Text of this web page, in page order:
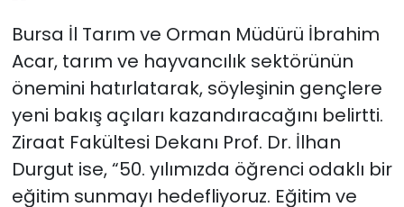
Bursa İl Tarım ve Orman Müdürü İbrahim
Acar, tarım ve hayvancılık sektörünün
önemini hatırlatarak, söyleşinin gençlere
yeni bakış açıları kazandıracağını belirtti.
Ziraat Fakültesi Dekanı Prof. Dr. İlhan
Durgut ise, “50. yılımızda öğrenci odaklı bir
eğitim sunmayı hedefliyoruz. Eğitim ve